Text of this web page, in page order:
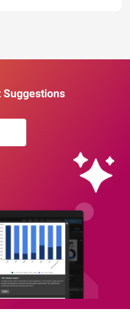
Suggestions